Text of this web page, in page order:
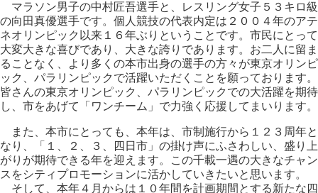
マラソン男子の中村匠吾選手と、レスリング女子５３キロ級
の向田真優選手です。個人競技の代表内定は２００４年のアテ
ネオリンピック以来１６年ぶりということです。市民にとって
大変大きな喜びであり、大きな誇りであります。お二人に留ま
ることなく、より多くの本市出身の選手の方々が東京オリンピ
ック、パラリンピックで活躍いただくことを願っております。
皆さんの東京オリンピック、パラリンピックでの大活躍を期待
し、市をあげて「ワンチーム」で力強く応援してまいります。
また、本市にとっても、本年は、市制施行から１２３周年と
なり、「１、２、３、四日市」の掛け声にふさわしい、盛り上
がりが期待できる年を迎えます。この千載一遇の大きなチャン
スをシティプロモーションに活かしていきたいと思います。
そして、本年４月からは１０年間を計画期間とする新たな四